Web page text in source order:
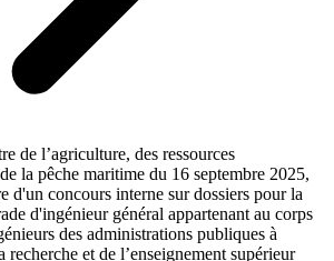
de l’agriculture, des ressources
la pêche maritime du 16 septembre 2025,
d'un concours interne sur dossiers pour la
d'ingénieur général appartenant au corps
des administrations publiques à
recherche et de l’enseignement supérieur